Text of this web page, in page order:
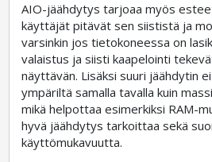
AIO-jäähdytys tarjoaa myös
käyttäjät pitävät sen siististä ja
varsinkin jos tietokoneessa on
valaistus ja siisti kaapelointi
näyttävän. Lisäksi suuri jäähdytin
ympäriltä samalla tavalla kuin
mikä helpottaa esimerkiksi RAM-
hyvä jäähdytys tarkoittaa sekä
käyttömukavuutta.